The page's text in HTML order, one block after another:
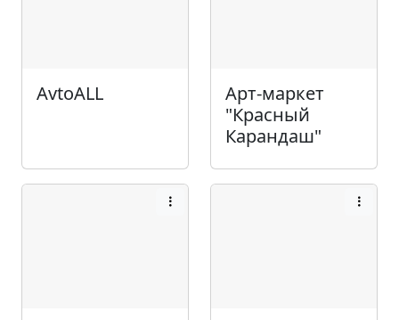
AvtoALL
Арт-маркет
"Красный
Карандаш"